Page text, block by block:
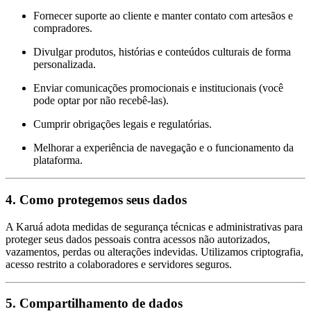
Fornecer suporte ao cliente e manter contato com artesãos e
compradores.
Divulgar produtos, histórias e conteúdos culturais de forma
personalizada.
Enviar comunicações promocionais e institucionais (você
pode optar por não recebê-las).
Cumprir obrigações legais e regulatórias.
Melhorar a experiência de navegação e o funcionamento da
plataforma.
4. Como protegemos seus dados
A Karuá adota medidas de segurança técnicas e administrativas para
proteger seus dados pessoais contra acessos não autorizados,
vazamentos, perdas ou alterações indevidas. Utilizamos criptografia,
acesso restrito a colaboradores e servidores seguros.
5. Compartilhamento de dados